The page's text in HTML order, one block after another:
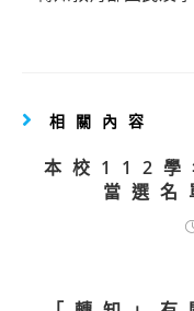
相關內容
本校112學
當選名